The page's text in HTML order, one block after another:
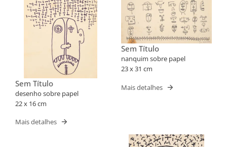
Sem Título
desenho sobre papel
22 x 16 cm
Mais detalhes
Sem Título
nanquim sobre papel
23 x 31 cm
Mais detalhes